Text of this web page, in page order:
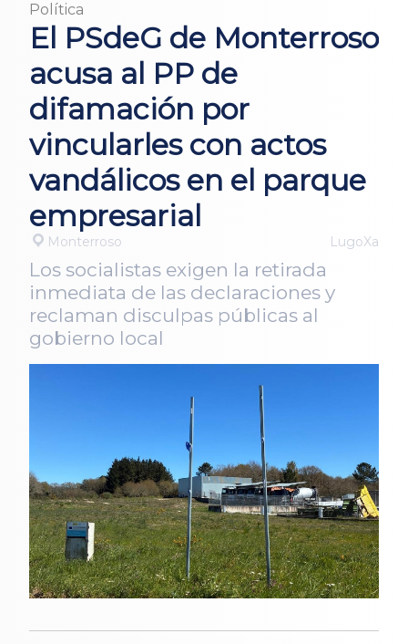
Política
El PSdeG de Monterroso
acusa al PP de
difamación por
vincularles con actos
vandálicos en el parque
empresarial
Monterroso LugoXa
Los socialistas exigen la retirada
inmediata de las declaraciones y
reclaman disculpas públicas al
gobierno local